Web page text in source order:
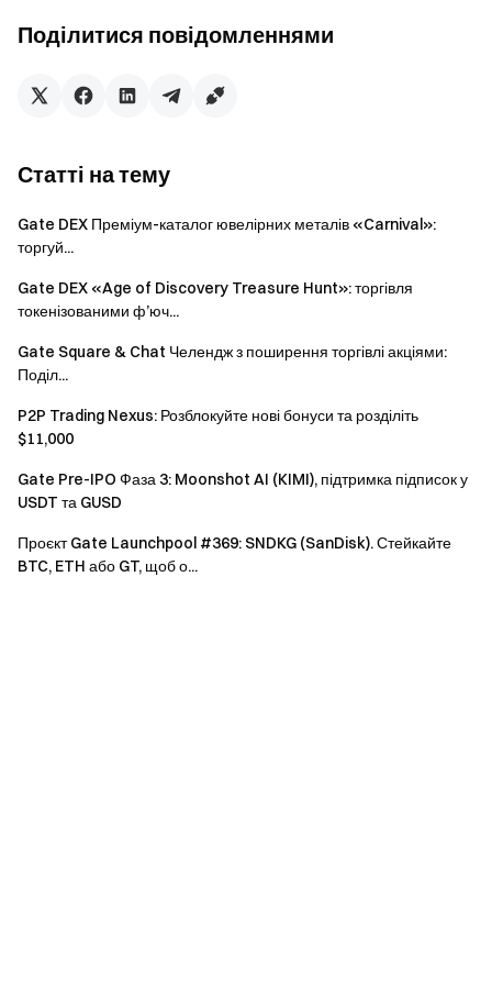
сумарний обсяг ф'ючерсної торгівлі XTIUSDT і XBRUSDT
Для участі в події необхідно натиснути кнопку
[Приєднатися зараз] на сторінці події та пройти
перевірку особи, щоб отримати винагороди.
Обсяг торгів = сума купівлі + сума продажу.
Винагороди за події 1, 2 та 3 будуть нараховані у
вигляді ваучерів на позиції. Усі винагороди будуть
видані протягом 14 робочих днів після завершення
події. Винагороди менше 1 USDT не нараховуються.
Будь-які шахрайські дії, зокрема масова реєстрація
акаунтів, зловмисна торгівля, самостійна торгівля та
узгоджена торгівля, суворо заборонені. Декілька
акаунтів із однаковою ідентифікаційною
Субакаунти не мають права брати участь у події.
Поділитися повідомленнями
Статті на тему
Gate DEX Преміум-каталог ювелірних металів «Carnival»:
торгуй...
Gate DEX «Age of Discovery Treasure Hunt»: торгівля
токенізованими ф’юч...
Gate Square & Chat Челендж з поширення торгівлі акціями:
Поділ...
P2P Trading Nexus: Розблокуйте нові бонуси та розділіть
$11,000
Gate Pre-IPO Фаза 3: Moonshot AI (KIMI), підтримка підписок у
USDT та GUSD
Проєкт Gate Launchpool #369: SNDKG (SanDisk). Стейкайте
BTC, ETH або GT, щоб о...